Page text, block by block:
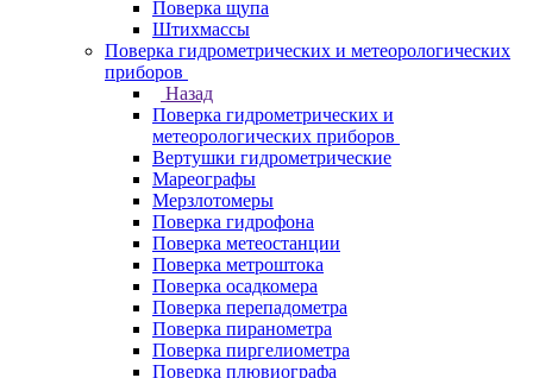
Поверка щупа
Штихмассы
Поверка гидрометрических и метеорологических
приборов
Назад
Поверка гидрометрических и
метеорологических приборов
Вертушки гидрометрические
Мареографы
Мерзлотомеры
Поверка гидрофона
Поверка метеостанции
Поверка метроштока
Поверка осадкомера
Поверка перепадометра
Поверка пиранометра
Поверка пиргелиометра
Поверка плювиографа